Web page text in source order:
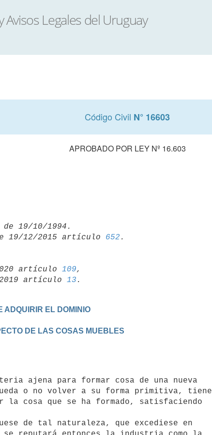
Código Civil N° 16603
APROBADO POR LEY Nº 16.603
19/12/2015 artículo 652
artículo 109,
2019 artículo
13
ADQUIRIR EL DOMINIO
DE LAS COSAS MUEBLES
o no volver a su forma primitiva, tiene
la cosa que se ha formado, satisfaciendo